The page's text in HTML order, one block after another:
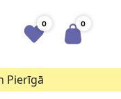
0 0
Pierīgā